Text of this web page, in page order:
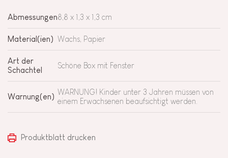
Abmessungen8,8 x 1,3 x 1,3 cm
Material(ien) Wachs, Papier
Art der
Schachtel
Schöne Box mit Fenster
Warnung(en)
WARNUNG! Kinder unter 3 Jahren müssen von
einem Erwachsenen beaufsichtigt werden.
Produktblatt drucken